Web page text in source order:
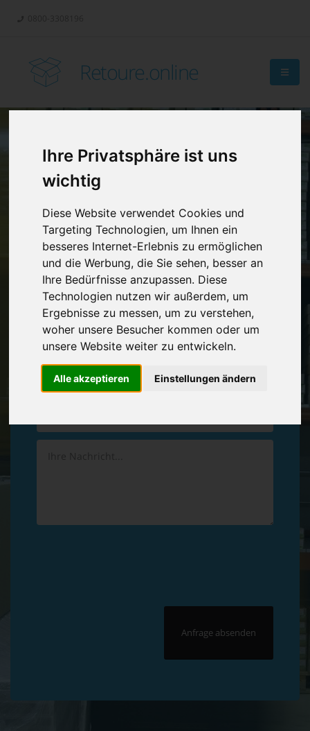
Ihre Privatsphäre ist uns
wichtig
Diese Website verwendet Cookies und
Targeting Technologien, um Ihnen ein
besseres Internet-Erlebnis zu ermöglichen
und die Werbung, die Sie sehen, besser an
Ihre Bedürfnisse anzupassen. Diese
Technologien nutzen wir außerdem, um
Ergebnisse zu messen, um zu verstehen,
woher unsere Besucher kommen oder um
unsere Website weiter zu entwickeln.
Alle akzeptieren Einstellungen ändern
Retoure.online
Retouren-
Management?
Vereinbaren Sie einenRückruf
Hinterlassen Sie uns gern eine persönliche Nachricht.